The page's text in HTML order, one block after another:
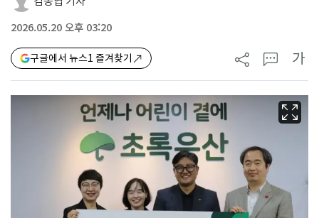
2026.05.20 오후 03:20
구글에서 뉴스1 즐겨찾기 가